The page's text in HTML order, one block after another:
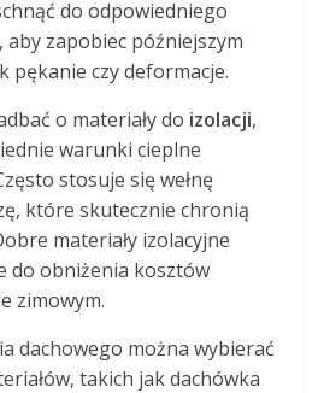
do odpowiedniego
zapobiec późniejszym
pękanie czy deformacje.
o materiały do izolacji,
warunki cieplne
stosuje się wełnę
które skutecznie chronią
materiały izolacyjne
do obniżenia kosztów
zimowym.
dachowego można wybierać
takich jak dachówka